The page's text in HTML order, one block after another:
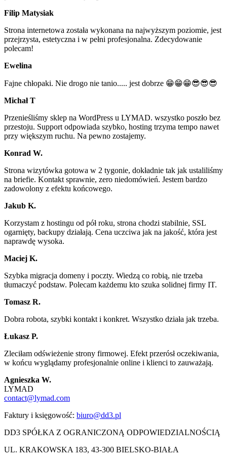
Filip Matysiak
Strona internetowa została wykonana na najwyższym poziomie, jest
przejrzysta, estetyczna i w pełni profesjonalna. Zdecydowanie
polecam!
Ewelina
Fajne chłopaki. Nie drogo nie tanio..... jest dobrze 😁😁😁😎😎😎
Michał T
Przenieśliśmy sklep na WordPress u LYMAD. wszystko poszło bez
przestoju. Support odpowiada szybko, hosting trzyma tempo nawet
przy większym ruchu. Na pewno zostajemy.
Konrad W.
Strona wizytówka gotowa w 2 tygonie, dokładnie tak jak ustaliliśmy
na briefie. Kontakt sprawnie, zero niedomówień. Jestem bardzo
zadowolony z efektu końcowego.
Jakub K.
Korzystam z hostingu od pół roku, strona chodzi stabilnie, SSL
ogarnięty, backupy działają. Cena uczciwa jak na jakość, która jest
naprawdę wysoka.
Maciej K.
Szybka migracja domeny i poczty. Wiedzą co robią, nie trzeba
tłumaczyć podstaw. Polecam każdemu kto szuka solidnej firmy IT.
Tomasz R.
Dobra robota, szybki kontakt i konkret. Wszystko działa jak trzeba.
Łukasz P.
Zleciłam odświeżenie strony firmowej. Efekt przerósł oczekiwania,
w końcu wyglądamy profesjonalnie online i klienci to zauważają.
Agnieszka W.
LYMAD
contact@lymad.com
Faktury i księgowość: biuro@dd3.pl
DD3 SPÓŁKA Z OGRANICZONĄ ODPOWIEDZIALNOŚCIĄ
UL. KRAKOWSKA 183, 43-300 BIELSKO-BIAŁA